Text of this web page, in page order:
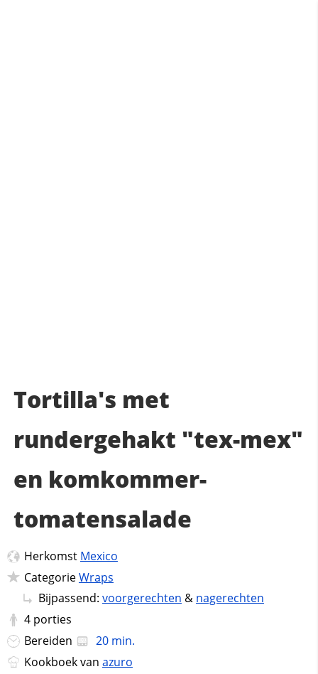
Tortilla's met
rundergehakt "tex-mex"
en komkommer-
tomatensalade
Herkomst Mexico
CategorieWraps
Bijpassend: voorgerechten & nagerechten
4 porties
Bereiden
20 min.
Kookboek van azuro